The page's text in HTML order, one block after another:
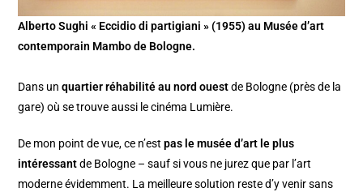
Alberto Sughi « Eccidio di partigiani » (1955) au Musée d’art
contemporain Mambo de Bologne.
Dans unquartier réhabilité au nord ouestde Bologne (près de la
gare) où se trouve aussi le cinéma Lumière.
De mon point de vue, ce n’estpas le musée d’art le plus
intéressantde Bologne – sauf si vous ne jurez que par l’art
moderne évidemment. La meilleure solution reste d’y venir sans